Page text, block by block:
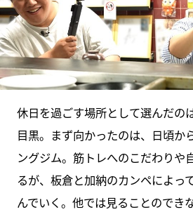
休日を過ごす場所として選んだの
目黒。まず向かったのは、日頃か
ングジム。筋トレへのこだわりや
るが、板倉と加納のカンペによっ
んでいく。他では見ることのでき